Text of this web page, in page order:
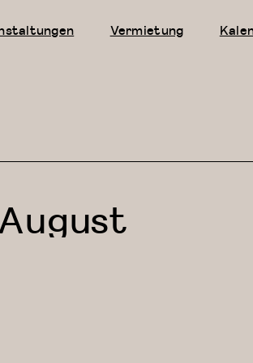
Vermietung